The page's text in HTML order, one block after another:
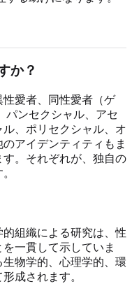
か？
愛者、同性愛者（ゲ
パンセクシャル、アセ
、ポリセクシャル、オ
アイデンティティもま
。それぞれが、独自の
組織による研究は、性
一貫して示していま
物学的、心理学的、環
成されます。